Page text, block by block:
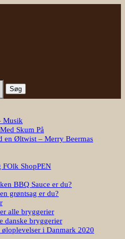
Musik
Skum På
en Øltwist – Merry Beermas
ShopPEN
BBQ Sauce er du?
grøntsag er du?
alle bryggerier
danske bryggerier
øloplevelser i Danmark 2020